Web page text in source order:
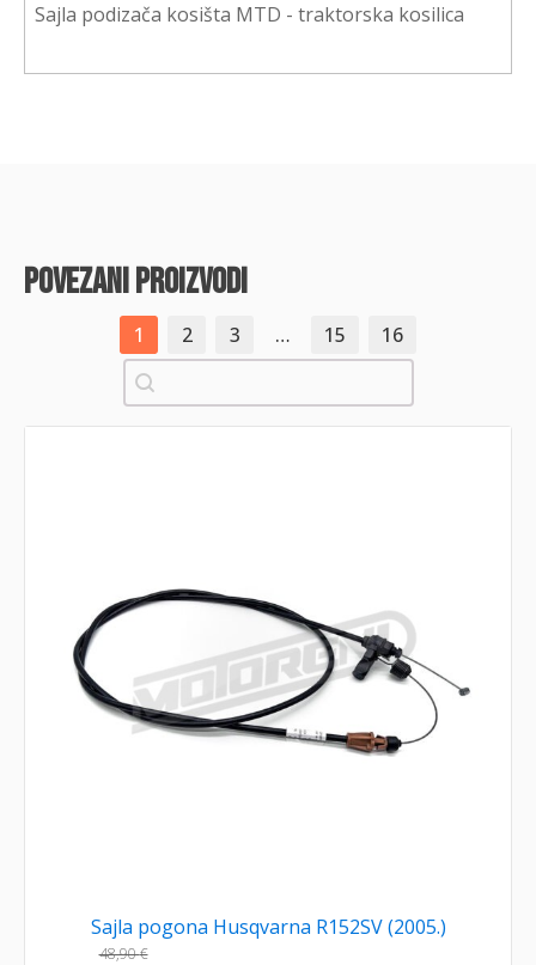
Sajla podizača kosišta MTD - traktorska kosilica
povezani proizvodi
1 2 3 … 15
16
Pretraži
Sajla pogona Husqvarna R152SV (2005.)
48,90€